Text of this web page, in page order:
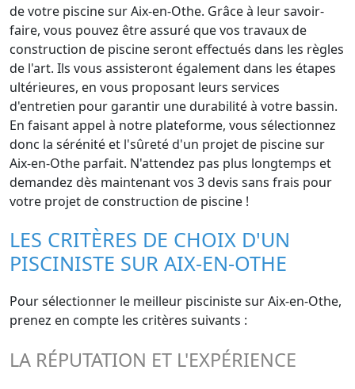
de votre piscine sur Aix-en-Othe. Grâce à leur savoir-
faire, vous pouvez être assuré que vos travaux de
construction de piscine seront effectués dans les règles
de l'art. Ils vous assisteront également dans les étapes
ultérieures, en vous proposant leurs services
d'entretien pour garantir une durabilité à votre bassin.
En faisant appel à notre plateforme, vous sélectionnez
donc la sérénité et l'sûreté d'un projet de piscine sur
Aix-en-Othe parfait. N'attendez pas plus longtemps et
demandez dès maintenant vos 3 devis sans frais pour
votre projet de construction de piscine !
LES CRITÈRES DE CHOIX D'UN
PISCINISTE SUR AIX-EN-OTHE
Pour sélectionner le meilleur pisciniste sur Aix-en-Othe,
prenez en compte les critères suivants :
LA RÉPUTATION ET L'EXPÉRIENCE